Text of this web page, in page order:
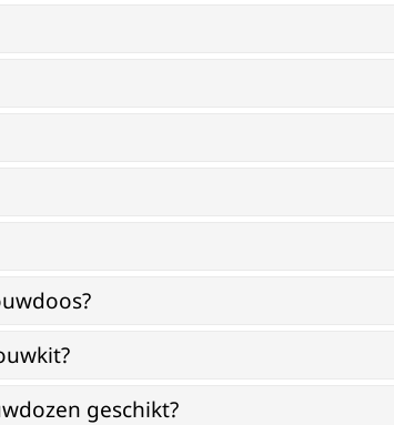
geschikt?